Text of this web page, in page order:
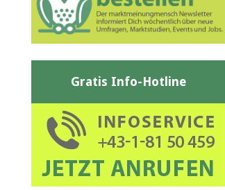
Gratis Info-Hotline